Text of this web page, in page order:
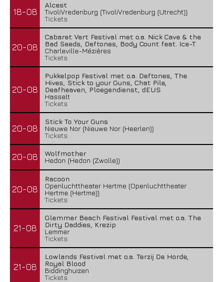
18-08
Alcest
TivoliVredenburg (TivoliVredenburg (Utrecht))
Tickets
20-08
Cabaret Vert Festival met o.a. Nick Cave & the
Bad Seeds, Deftones, Body Count feat. Ice-T
Charleville-Mézières
Tickets
20-08
Pukkelpop Festival met o.a. Deftones, The
Hives, Stick to your Guns, Chat Pile,
Deafheaven, Ploegendienst, dEUS
Hasselt
Tickets
20-08
Stick To Your Guns
Nieuwe Nor (Nieuwe Nor (Heerlen))
Tickets
20-08
Wolfmother
Hedon (Hedon (Zwolle))
20-08
Racoon
Openluchttheater Hertme (Openluchttheater
Hertme (Hertme))
Tickets
21-08
Glemmer Beach Festival Festival met o.a. The
Dirty Daddies, Krezip
Lemmer
Tickets
21-08
Lowlands Festival met o.a. Terzij De Horde,
Royal Blood
Biddinghuizen
Tickets